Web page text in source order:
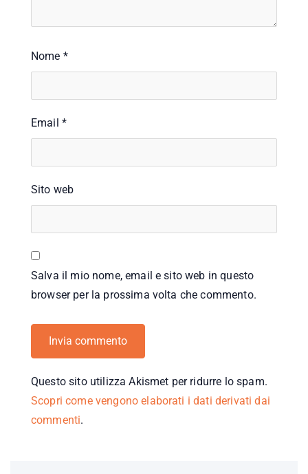
Nome *
Email *
Sito web
Salva il mio nome, email e sito web in questo
browser per la prossima volta che commento.
Questo sito utilizza Akismet per ridurre lo spam.
Scopri come vengono elaborati i dati derivati dai
commenti.